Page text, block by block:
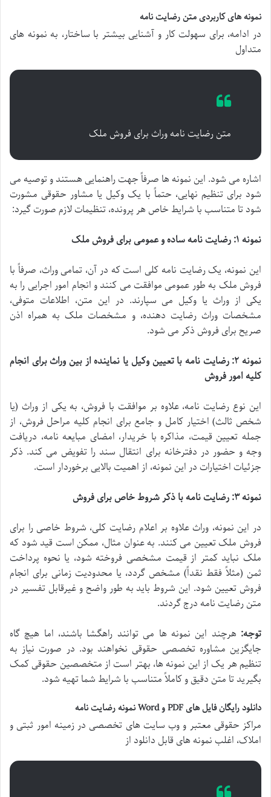
نمونه های کاربردی متن رضایت نامه
در ادامه، برای سهولت کار و آشنایی بیشتر با ساختار، به نمونه های
متداول
متن رضایت نامه وراث برای فروش ملک
اشاره می شود. این نمونه ها صرفاً جهت راهنمایی هستند و توصیه می
شود برای تنظیم نهایی، حتماً با یک وکیل یا مشاور حقوقی مشورت
شود تا متناسب با شرایط خاص هر پرونده، تنظیمات لازم صورت گیرد:
نمونه ۱: رضایت نامه ساده و عمومی برای فروش ملک
این نمونه، یک رضایت نامه کلی است که در آن، تمامی وراث، صرفاً با
فروش ملک به طور عمومی موافقت می کنند و انجام امور اجرایی را به
یکی از وراث یا وکیل می سپارند. در این متن، اطلاعات متوفی،
مشخصات وراث رضایت دهنده، و مشخصات ملک به همراه اذن
صریح برای فروش ذکر می شود.
نمونه ۲: رضایت نامه با تعیین وکیل یا نماینده از بین وراث برای انجام
کلیه امور فروش
این نوع رضایت نامه، علاوه بر موافقت با فروش، به یکی از وراث (یا
شخص ثالث) اختیار کامل و جامع برای انجام کلیه مراحل فروش، از
جمله تعیین قیمت، مذاکره با خریدار، امضای مبایعه نامه، دریافت
وجه و حضور در دفترخانه برای انتقال سند را تفویض می کند. ذکر
جزئیات اختیارات در این نمونه، از اهمیت بالایی برخوردار است.
نمونه ۳: رضایت نامه با ذکر شروط خاص برای فروش
در این نمونه، وراث علاوه بر اعلام رضایت کلی، شروط خاصی را برای
فروش ملک تعیین می کنند. به عنوان مثال، ممکن است قید شود که
ملک نباید کمتر از قیمت مشخصی فروخته شود، یا نحوه پرداخت
ثمن (مثلاً فقط نقداً) مشخص گردد، یا محدودیت زمانی برای انجام
فروش تعیین شود. این شروط باید به طور واضح و غیرقابل تفسیر در
متن رضایت نامه درج گردند.
توجه: هرچند این نمونه ها می توانند راهگشا باشند، اما هیچ گاه
جایگزین مشاوره تخصصی حقوقی نخواهند بود. در صورت نیاز به
تنظیم هر یک از این نمونه ها، بهتر است از متخصصین حقوقی کمک
بگیرید تا متن دقیق و کاملاً متناسب با شرایط شما تهیه شود.
دانلود رایگان فایل های PDF و Word نمونه رضایت نامه
مراکز حقوقی معتبر و وب سایت های تخصصی در زمینه امور ثبتی و
املاک، اغلب نمونه های قابل دانلود از